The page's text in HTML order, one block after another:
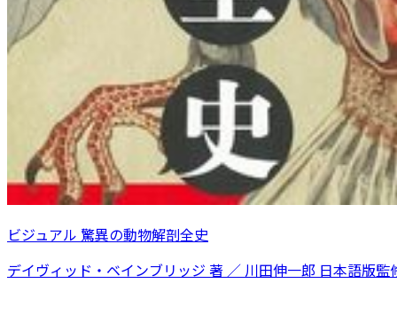
ビジュアル 驚異の動物解剖全史
デイヴィッド・ベインブリッジ 著 ／ 川田伸一郎 日本語版監